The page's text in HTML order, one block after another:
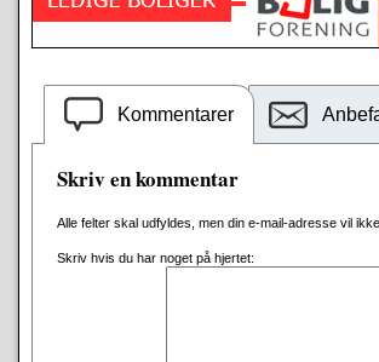
Kommentarer
Skriv en kommentar
Alle felter skal udfyldes, men din e-mail-adresse vil
Skriv hvis du har noget på hjertet: